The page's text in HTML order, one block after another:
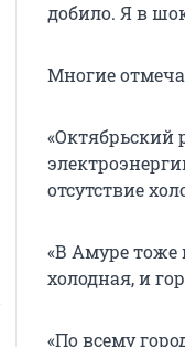
добило. Я в
Многие
отсутствие
«В Амуре тоже
холодная, и
«По всему